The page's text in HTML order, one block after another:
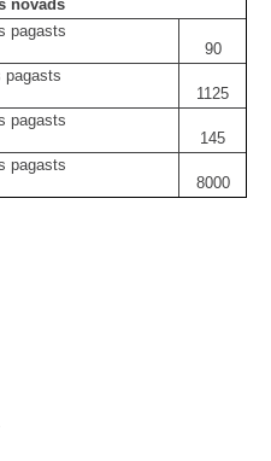
novads
pagasts
90
pagasts
1125
pagasts
145
pagasts
8000